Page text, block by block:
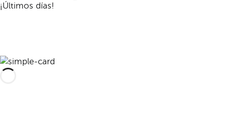
¡Últimos días!